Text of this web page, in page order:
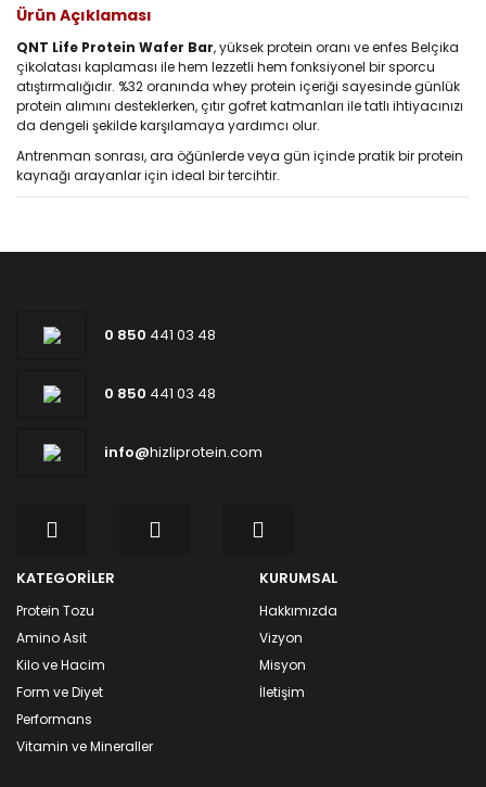
Ürün Açıklaması
QNT Life Protein Wafer Bar, yüksek protein oranı ve enfes Belçika
çikolatası kaplaması ile hem lezzetli hem fonksiyonel bir sporcu
atıştırmalığıdır. %32 oranında whey protein içeriği sayesinde günlük
protein alımını desteklerken, çıtır gofret katmanları ile tatlı ihtiyacınızı
da dengeli şekilde karşılamaya yardımcı olur.
Antrenman sonrası, ara öğünlerde veya gün içinde pratik bir protein
kaynağı arayanlar için ideal bir tercihtir.
0 850 441 03 48
0 850 441 03 48
info@hizliprotein.com
KATEGORİLER
Protein Tozu
Amino Asit
Kilo ve Hacim
Form ve Diyet
Performans
Vitamin ve Mineraller
KURUMSAL
Hakkımızda
Vizyon
Misyon
İletişim